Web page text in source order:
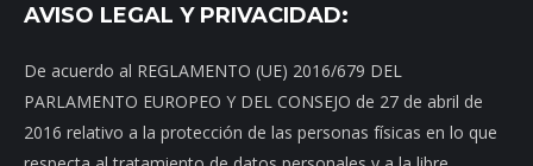
AVISO LEGAL Y PRIVACIDAD:
De acuerdo al REGLAMENTO (UE) 2016/679 DEL
PARLAMENTO EUROPEO Y DEL CONSEJO de 27 de abril de
2016 relativo a la protección de las personas físicas en lo que